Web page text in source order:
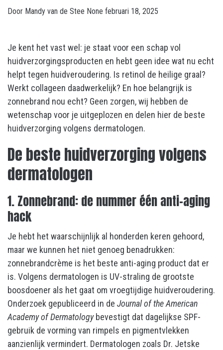
Door Mandy van de Stee None februari 18, 2025
Je kent het vast wel: je staat voor een schap vol
huidverzorgingsproducten en hebt geen idee wat nu echt
helpt tegen huidveroudering. Is retinol de heilige graal?
Werkt collageen daadwerkelijk? En hoe belangrijk is
zonnebrand nou echt? Geen zorgen, wij hebben de
wetenschap voor je uitgeplozen en delen hier de beste
huidverzorging volgens dermatologen.
De beste huidverzorging volgens
dermatologen
1. Zonnebrand: de nummer één anti-aging
hack
Je hebt het waarschijnlijk al honderden keren gehoord,
maar we kunnen het niet genoeg benadrukken:
zonnebrandcrème is het beste anti-aging product dat er
is. Volgens dermatologen is UV-straling de grootste
boosdoener als het gaat om vroegtijdige huidveroudering.
Onderzoek gepubliceerd in de Journal of the American
Academy of Dermatologybevestigt dat dagelijkse SPF-
gebruik de vorming van rimpels en pigmentvlekken
aanzienlijk vermindert. Dermatologen zoals Dr. Jetske